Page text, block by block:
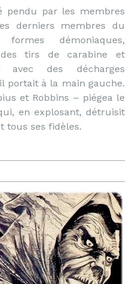
pendu par les membres
derniers membres du
démoniaques,
tirs de carabine et
avec des décharges
portait à la main gauche.
et Robbins – piégea le
en explosant, détruisit
tous ses fidèles.